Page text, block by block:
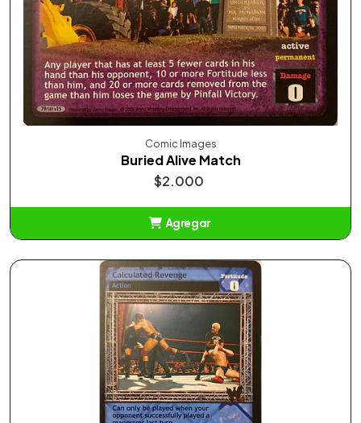
Comic Images
Buried Alive Match
$2.000
Agregar